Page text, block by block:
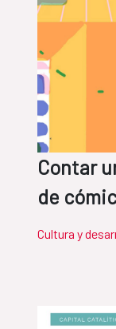
Contar
de
Cultura y